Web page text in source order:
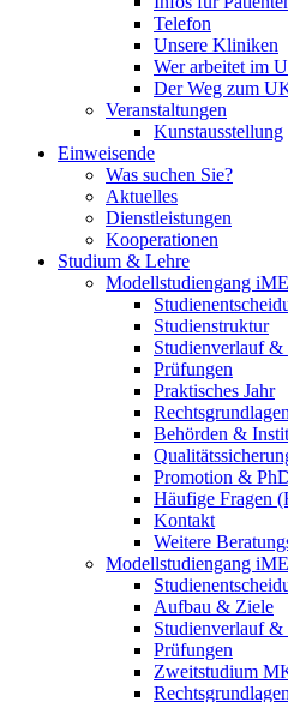
Telefon
Unsere Kliniken
Wer arbeitet im
Der Weg zum
Veranstaltungen
Kunstausstellung
Einweisende
Was suchen Sie?
Aktuelles
Dienstleistungen
Kooperationen
Studium & Lehre
Modellstudiengang
Studienstruktur
Studienverlauf &
Prüfungen
Praktisches Jahr
Behörden &
Promotion &
Häufige Fragen
Kontakt
Weitere
Modellstudiengang
Aufbau & Ziele
Studienverlauf &
Prüfungen
Zweitstudium